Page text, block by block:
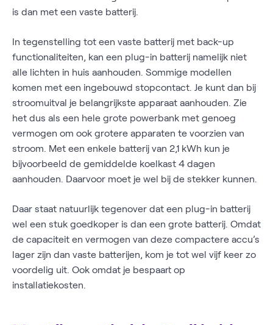
is dan met een vaste batterij.
In tegenstelling tot een vaste batterij met back-up
functionaliteiten, kan een plug-in batterij namelijk niet
alle lichten in huis aanhouden. Sommige modellen
komen met een ingebouwd stopcontact. Je kunt dan bij
stroomuitval je belangrijkste apparaat aanhouden. Zie
het dus als een hele grote powerbank met genoeg
vermogen om ook grotere apparaten te voorzien van
stroom. Met een enkele batterij van 2,1 kWh kun je
bijvoorbeeld de gemiddelde koelkast 4 dagen
aanhouden. Daarvoor moet je wel bij de stekker kunnen.
Daar staat natuurlijk tegenover dat een plug-in batterij
wel een stuk goedkoper is dan een grote batterij. Omdat
de capaciteit en vermogen van deze compactere accu’s
lager zijn dan vaste batterijen, kom je tot wel vijf keer zo
voordelig uit. Ook omdat je bespaart op
installatiekosten.